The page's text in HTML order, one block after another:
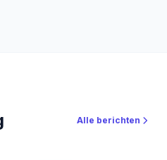
Alle berichten